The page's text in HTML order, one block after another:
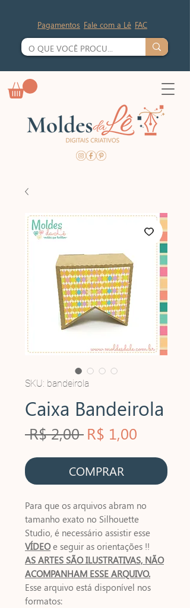
Pagamentos Fale com a Lê FAC
SKU: bandeirola
Caixa Bandeirola
R$ 2,00 Preço
normal
R$ 1,00
COMPRAR
Para que os arquivos abram no
tamanho exato no Silhouette
Studio, é necessário assistir esse
VÍDEOe seguir as orientações !!
AS ARTES SÃO ILUSTRATIVAS, NÃO
ACOMPANHAM ESSE ARQUIVO.
Esse arquivo está disponível nos
formatos: